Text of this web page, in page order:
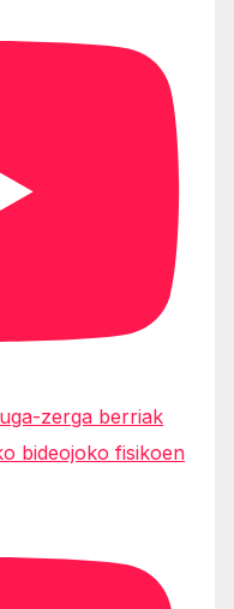
zerga berriak
bideojoko fisikoen